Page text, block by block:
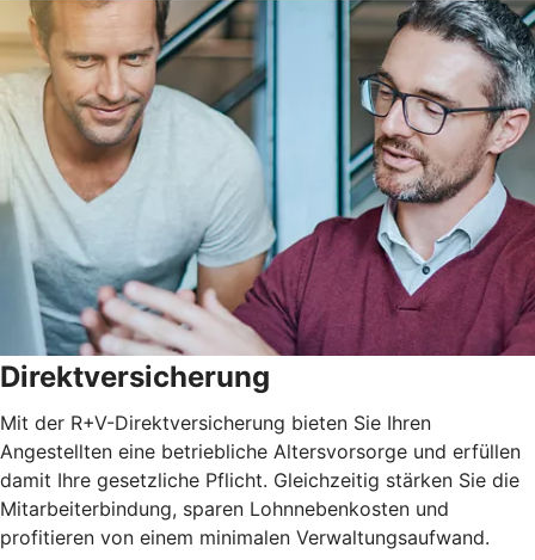
Direktversicherung
Mit der R+V-Direktversicherung bieten Sie Ihren
Angestellten eine betriebliche Altersvorsorge und erfüllen
damit Ihre gesetzliche Pflicht. Gleichzeitig stärken Sie die
Mitarbeiterbindung, sparen Lohnnebenkosten und
profitieren von einem minimalen Verwaltungsaufwand.